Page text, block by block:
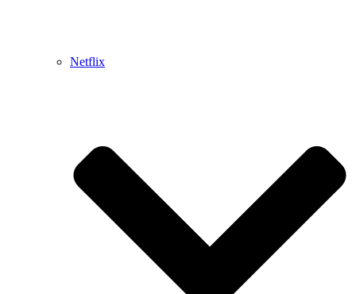
Netflix